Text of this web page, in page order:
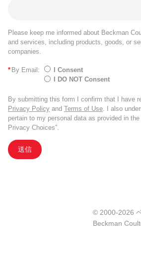
Please keep me informed about Beckman
and services, including products, goods, or
companies.
* By Email:
I Consent
I DO NOT Consent
By submitting this form I confirm that I have
Privacy Policy and Terms of Use . I also
pertain to my personal data as provided in
Privacy Choices”.
送信
© 2000-2026
Beckman